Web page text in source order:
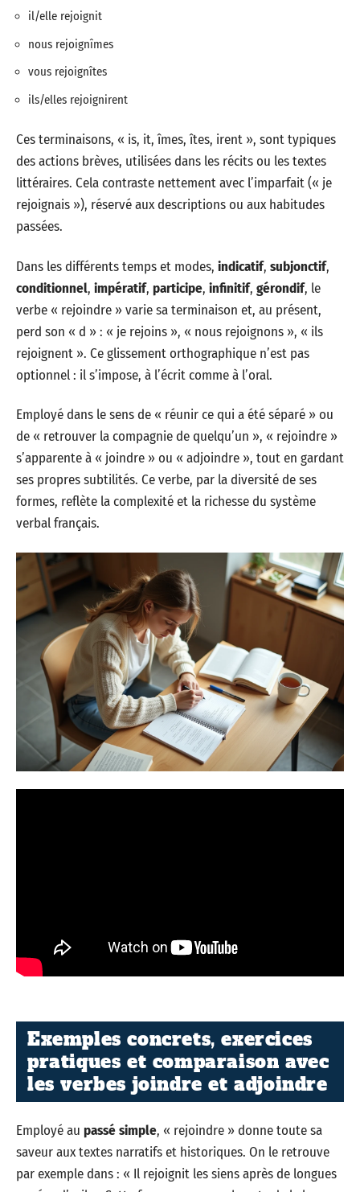
il/elle rejoignit
nous rejoignîmes
vous rejoignîtes
ils/elles rejoignirent
Ces terminaisons, « is, it, îmes, îtes, irent », sont typiques
des actions brèves, utilisées dans les récits ou les textes
littéraires. Cela contraste nettement avec l’imparfait (« je
rejoignais »), réservé aux descriptions ou aux habitudes
passées.
Dans les différents temps et modes, indicatif, subjonctif,
conditionnel, impératif, participe, infinitif, gérondif, le
verbe « rejoindre » varie sa terminaison et, au présent,
perd son « d » : « je rejoins », « nous rejoignons », « ils
rejoignent ». Ce glissement orthographique n’est pas
optionnel : il s’impose, à l’écrit comme à l’oral.
Employé dans le sens de « réunir ce qui a été séparé » ou
de « retrouver la compagnie de quelqu’un », « rejoindre »
s’apparente à « joindre » ou « adjoindre », tout en gardant
ses propres subtilités. Ce verbe, par la diversité de ses
formes, reflète la complexité et la richesse du système
verbal français.
Exemples concrets, exercices
pratiques et comparaison avec
les verbes joindre et adjoindre
Employé au passé simple, « rejoindre » donne toute sa
saveur aux textes narratifs et historiques. On le retrouve
par exemple dans : « Il rejoignit les siens après de longues